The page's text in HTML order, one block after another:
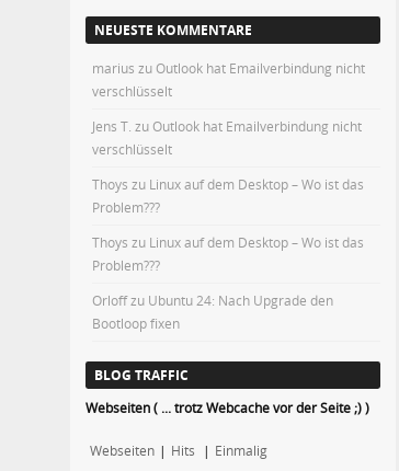
NEUESTE KOMMENTARE
marius zuOutlook hat Emailverbindung nicht
verschlüsselt
Jens T. zuOutlook hat Emailverbindung nicht
verschlüsselt
Thoys zu Linux auf dem Desktop – Wo ist das
Problem???
Thoys zu Linux auf dem Desktop – Wo ist das
Problem???
Orloffzu Ubuntu 24: Nach Upgrade den
Bootloop fixen
BLOG TRAFFIC
Webseiten ( ... trotz Webcache vor der Seite ;) )
Webseiten | Hits | Einmalig